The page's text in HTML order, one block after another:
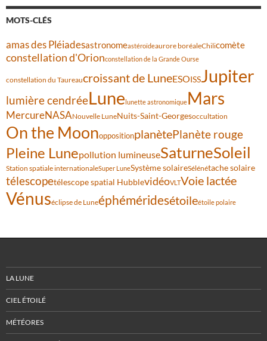
MOTS-CLÉS
amas des Pléiadesastronomeastéroïdeaurore boréaleChilicomète
constellation d'Orionconstellation de la Grande Ourse
constellation du Taureaucroissant de LuneESOISSJupiter
lumière cendréeLune lunette astronomiqueMars
MercureNASANouvelle LuneNuits-Saint-Georgesoccultation
On the MoonoppositionplanètePlanète rouge
Pleine Lunepollution lumineuseSaturneSoleil
Station spatiale internationaleSuper LuneSystème solaireSélénétache solaire
télescopetélescope spatial HubblevidéoVLTVoie lactée
Vénuséclipse de Luneéphéméridesétoileétoile polaire
LA LUNE
CIEL ÉTOILÉ
MÉTÉORES